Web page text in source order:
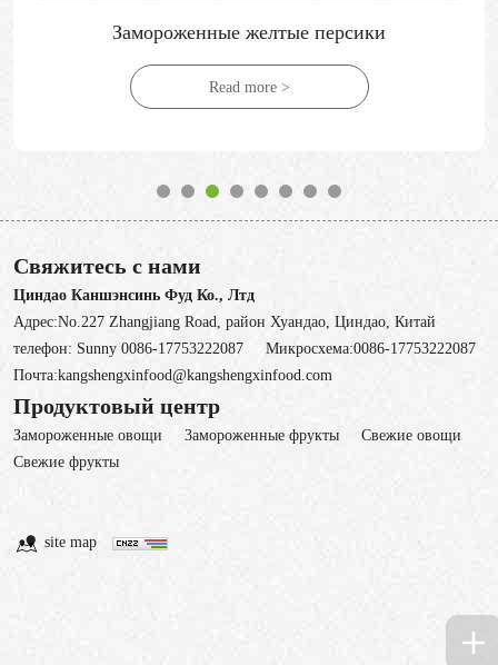
Замороженные желтые персики
Read more >
Свяжитесь с нами
Циндао Каншэнсинь Фуд Ко., Лтд
Адрес:No.227 Zhangjiang Road, район Хуандао, Циндао, Китай
телефон: Sunny 0086-17753222087 Микросхема:0086-17753222087
Почта:kangshengxinfood@kangshengxinfood.com
Продуктовый центр
Замороженные овощи 3амороженные фрукты
Свежие овощи
Cвежие фрукты
site map